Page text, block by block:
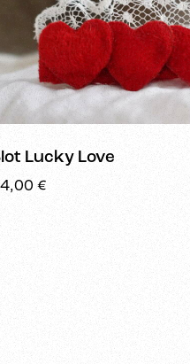
Lucky Love
€